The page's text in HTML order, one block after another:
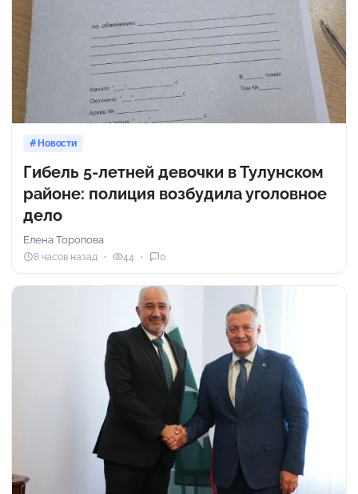
Новости
Гибель 5-летней девочки в Тулунском
районе: полиция возбудила уголовное
дело
Елена Торопова
8 часов назад 44 0